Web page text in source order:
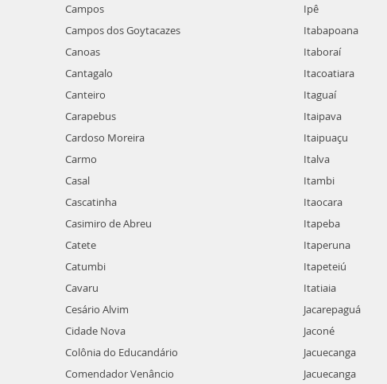
Campos
Campos dos Goytacazes
Canoas
Cantagalo
Canteiro
Carapebus
Cardoso Moreira
Carmo
Casal
Cascatinha
Casimiro de Abreu
Catete
Catumbi
Cavaru
Cesário Alvim
Cidade Nova
Colônia do Educandário
Comendador Venâncio
Ipê
Itabapoana
Itaboraí
Itacoatiara
Itaguaí
Itaipava
Itaipuaçu
Italva
Itambi
Itaocara
Itapeba
Itaperuna
Itapeteiú
Itatiaia
Jacarepaguá
Jaconé
Jacuecanga
Jacuecanga